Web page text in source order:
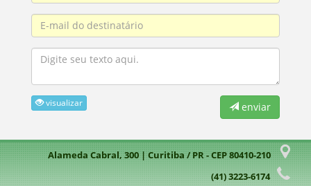
enviar
visualizar
Alameda Cabral, 300 | Curitiba / PR - CEP 80410-210
(41) 3223-6174